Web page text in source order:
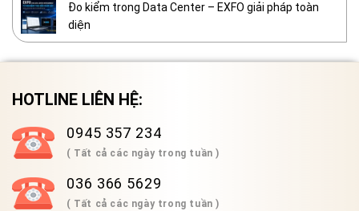
Đo kiểm trong Data Center – EXFO giải pháp toàn
diện
HOTLINE LIÊN HỆ:
0945 357 234
( Tất cả các ngày trong tuần )
036 366 5629
( Tất cả các ngày trong tuần )